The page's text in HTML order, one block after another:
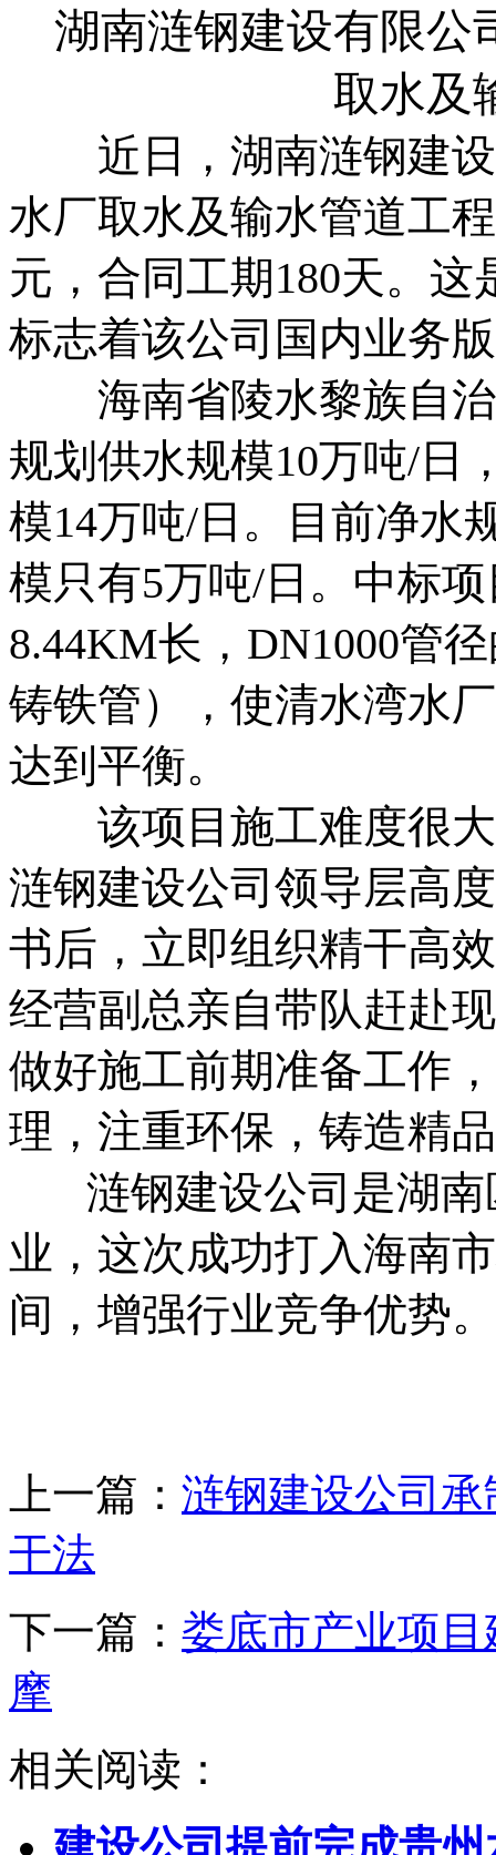
湖南涟钢建设有限公
取水及
近日，湖南涟钢建设
水厂取水及输水管道工
元，合同工期180天。
标志着该公司国内业务
海南省陵水黎族自治
规划供水规模10万吨/日
模14万吨/日。目前净水
模只有5万吨/日。中标
8.44KM长，DN1000管
铸铁管），使清水湾水
达到平衡。
该项目施工难度很大
涟钢建设公司领导层高
书后，立即组织精干高
经营副总亲自带队赶赴
做好施工前期准备工作
理，注重环保，铸造精
涟钢建设公司是湖南
业，这次成功打入海南
间，增强行业竞争优势。
上一篇： 涟钢建设公司承
干法
下一篇： 娄底市产业项
摩
相关阅读：